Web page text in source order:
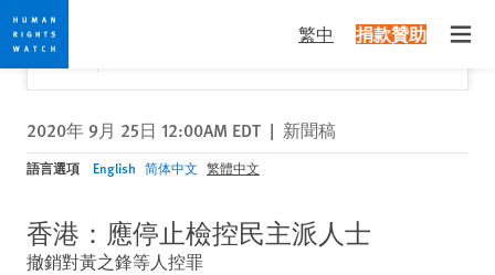
Skip
to
cookie
privacy
notice
Skip
to
main
content
繁中 捐款贊助
Would you like to read this page in English?
Yes
✕
2020年 9月 25日 12:00AM EDT | 新聞稿
語言選項 English 简体中文 繁體中文
香港：應停止檢控民主派人士
撤銷對黃之鋒等人控罪